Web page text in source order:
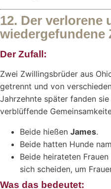
12. Der verlorene
wiedergefundene
Der Zufall:
Zwei Zwillingsbrüder aus
getrennt und von
Jahrzehnte später fanden
verblüffende
Beide hießen James.
Beide hatten Hunde
Beide heirateten Frauen
sich scheiden, um
Was das bedeutet: